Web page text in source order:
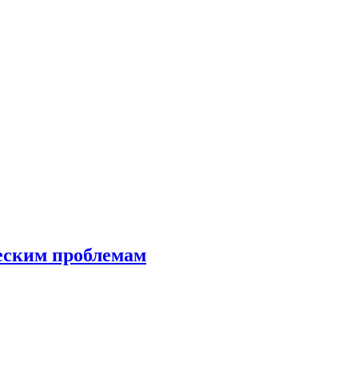
проблемам